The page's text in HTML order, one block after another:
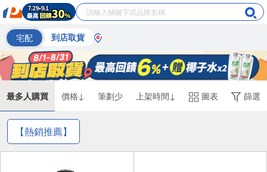
宅配 到店取貨
最多人購買 價格↓ 筆劃少 上架時間↓ 圖表 篩選
【熱銷推薦】